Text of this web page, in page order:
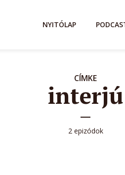
NYITÓLAP
CÍMKE
interjú
2 epizódok